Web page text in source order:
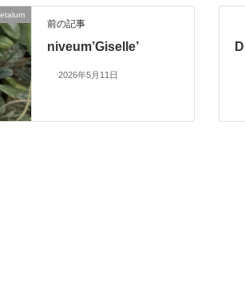
前の記事
niveum’Giselle’
2026年5月11日